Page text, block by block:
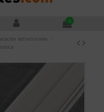
0
estructurales